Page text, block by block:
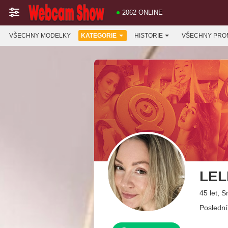
2062 ONLINE
VŠECHNY MODELKY KATEGORIE HISTORIE VŠECHNY
45 let,